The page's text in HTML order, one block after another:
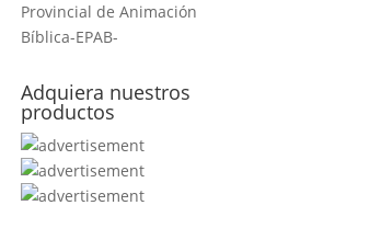
Provincial de Animación
Bíblica-EPAB-
Adquiera nuestros
productos